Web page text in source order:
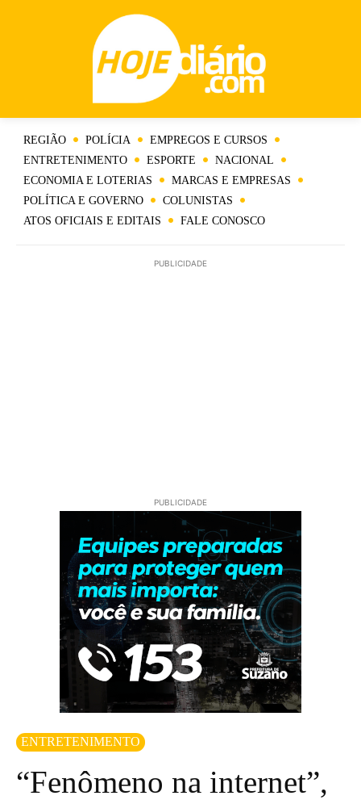
REGIÃO POLÍCIA
EMPREGOS E CURSOS
ENTRETENIMENTO
ESPORTE
NACIONAL
ECONOMIA E LOTERIAS
MARCAS E EMPRESAS
POLÍTICA E GOVERNO
COLUNISTAS
ATOS OFICIAIS E EDITAIS
FALE CONOSCO
PUBLICIDADE
PUBLICIDADE
ENTRETENIMENTO
“Fenômeno na internet”,